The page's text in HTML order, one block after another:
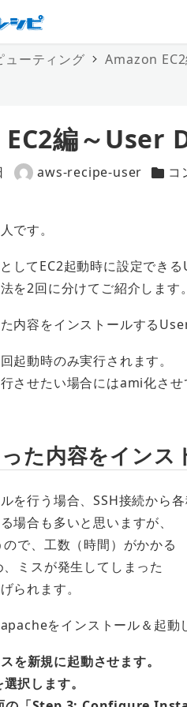
ューティング Amazon
EC2編～
著
aws-recipe-user
カテ
コ
です。
してEC2起動時に設定でき
を2回に分けてご紹介します
内容をインストールする
起動時のみ実行されます。
させたい場合にはami化さ
た内容をインス
を行う場合、SSH接続から
場合も多いと思いますが、
ので、工数（時間）がかかる
、ミスが発生してしまった
られます。
をインストール＆起動
を新規に起動させます。
択します。